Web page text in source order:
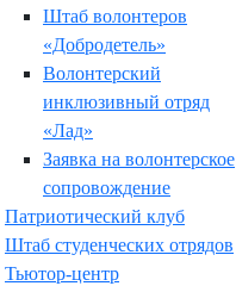
Штаб волонтеров
«Добродетель»
Волонтерский
инклюзивный отряд
«Лад»
Заявка на волонтерское
сопровождение
Патриотический клуб
Штаб студенческих отрядов
Тьютор-центр